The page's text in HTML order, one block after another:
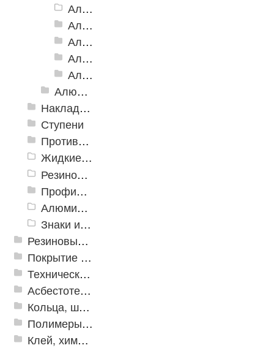
Алюминиевая полоса с двумя резиновыми вставками АП-72
Алюминиевая Полоса с двумя резиновыми вставками АП-70
Алюминиевая Полоса с двумя резиновыми вставками АП-86 Премиум
Алюминиевая Полоса с тремя резиновыми вставками АП-100
Алюминиевая Полоса с пятью резиновыми вставками АП-162
Алюминиевый угол-порог с резиновой вставкой
Накладки противоскользящие резиновые
Ступени
Противоскользящие ленты
Жидкие противоскользящие средства
Резиновый профиль с алюминиевой вставкой «NoSlip»
Профили закладные
Алюминиевый профиль для ленты
Знаки из полистирола для разметки пола
Резиновые и ПВХ дорожки
Покрытие из резиновой крошки
Техническая резина
Асбестотехнические и теплоизоляционные материалы
Кольца, шайбы, манжеты
Полимеры и пластики
Клей, химия, сопутствующие товары